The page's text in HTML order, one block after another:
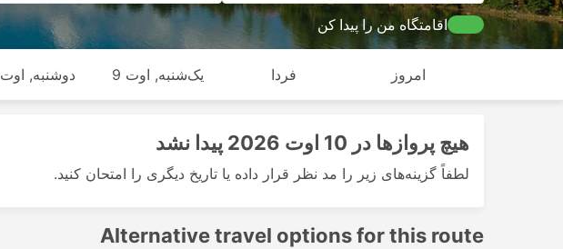
اقامتگاه من را پیدا کن
امروز فردا یک‌شنبه, اوت 9 دوشنبه, اوت 10
هیچ پرواز‌ها در 10 اوت 2026 پیدا نشد
لطفاً گزینه‌های زیر را مد نظر قرار داده یا تاریخ دیگری را امتحان کنید.
Alternative travel options for this route